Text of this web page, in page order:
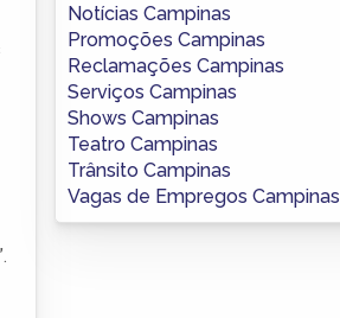
Notícias Campinas
Promoções Campinas
Reclamações Campinas
Serviços Campinas
Shows Campinas
Teatro Campinas
Trânsito Campinas
Vagas de Empregos Campinas